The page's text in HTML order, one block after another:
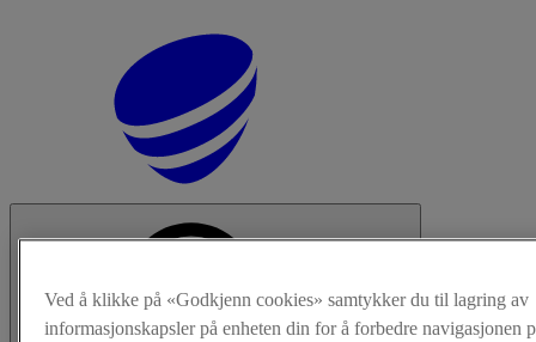
Ved å klikke på «Godkjenn cookies» samtykker du til lagring av
informasjonskapsler på enheten din for å forbedre navigasjonen